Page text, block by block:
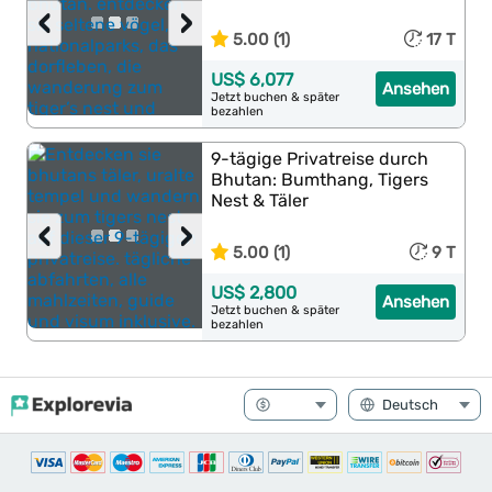
›
‹ 5.00 (1) 17 T
Ansehen
US$ 6,077
Jetzt buchen & später
bezahlen
›
‹
9-tägige Privatreise durch
Bhutan: Bumthang, Tigers
Nest & Täler
5.00 (1) 9 T
Ansehen
US$ 2,800
Jetzt buchen & später
bezahlen